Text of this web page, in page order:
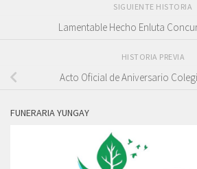
SIGUIENTE HISTORIA
Lamentable Hecho Enluta
HISTORIA PREVIA
Acto Oficial de Aniversario
FUNERARIA YUNGAY